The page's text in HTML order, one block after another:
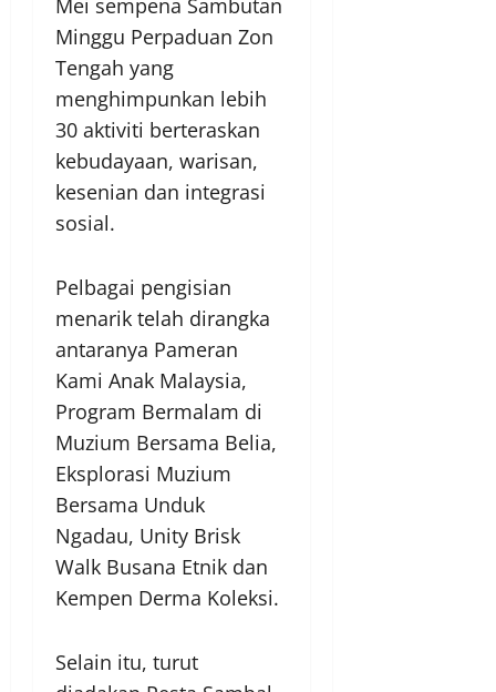
Minggu Perpaduan Zon
Tengah yang
menghimpunkan lebih
30 aktiviti berteraskan
kebudayaan, warisan,
kesenian dan integrasi
sosial.
Pelbagai pengisian
menarik telah dirangka
antaranya Pameran
Kami Anak Malaysia,
Program Bermalam di
Muzium Bersama Belia,
Eksplorasi Muzium
Bersama Unduk
Ngadau, Unity Brisk
Walk Busana Etnik dan
Kempen Derma Koleksi.
Selain itu, turut